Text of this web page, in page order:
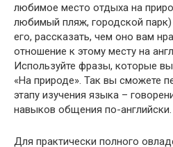
любимое место отдыха на
любимый пляж, городской парк)
его, рассказать, чем оно вам
отношение к этому месту на
Используйте фразы, которые
«На природе». Так вы сможете
этапу изучения языка –
навыков общения по-английски.
Для практически полного